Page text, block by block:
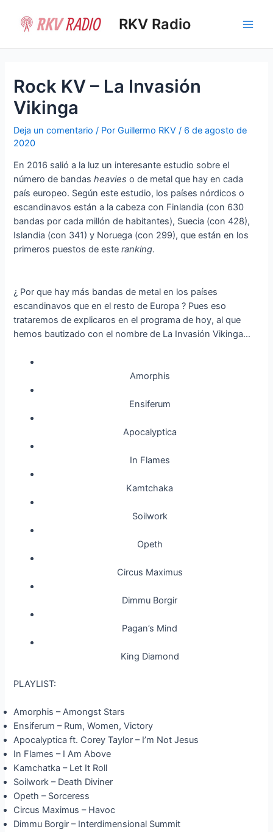
contenido
RKV Radio
Rock KV – La Invasión
Vikinga
Deja un comentario / PorGuillermo RKV/ 6 de agosto de
2020
En 2016 salió a la luz un interesante estudio sobre el
número de bandasheavies o de metal que hay en cada
país europeo. Según este estudio, los países nórdicos o
escandinavos están a la cabeza con Finlandia (con 630
bandas por cada millón de habitantes), Suecia (con 428),
Islandia (con 341) y Noruega (con 299), que están en los
primeros puestos de esteranking.
¿ Por que hay más bandas de metal en los países
escandinavos que en el resto de Europa ? Pues eso
trataremos de explicaros en el programa de hoy, al que
hemos bautizado con el nombre de La Invasión Vikinga…
Amorphis
Ensiferum
Apocalyptica
In Flames
Kamtchaka
Soilwork
Opeth
Circus Maximus
Dimmu Borgir
Pagan’s Mind
King Diamond
PLAYLIST:
Amorphis – Amongst Stars
Ensiferum – Rum, Women, Victory
Apocalyptica ft. Corey Taylor – I’m Not Jesus
In Flames – I Am Above
Kamchatka – Let It Roll
Soilwork – Death Diviner
Opeth – Sorceress
Circus Maximus – Havoc
Dimmu Borgir – Interdimensional Summit